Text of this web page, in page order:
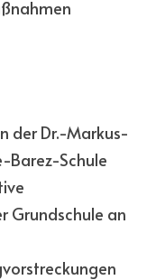
der Dr.-Markus-
Barez-Schule
Grundschule an